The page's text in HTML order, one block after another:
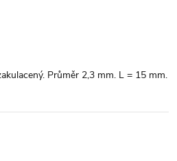
Průměr 2,3 mm. L = 15 mm.